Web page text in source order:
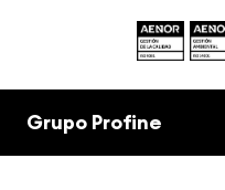
Grupo Profine